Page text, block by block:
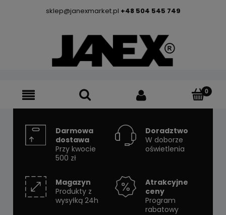
sklep@janexmarket.pl +48 504 545 749
Darmowa
dostawa
Przy kwocie
500 zł
Doradztwo
W doborze
oświetlenia
Magazyn
Produkty z
wysyłką 24h
Atrakcyjne
ceny
Program
rabatowy